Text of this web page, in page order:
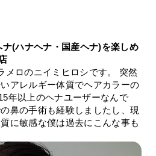
(ハナヘナ・国産ヘナ)を楽しめ
メロのニイミヒロシです。 突然
アレルギー体質でヘアカラーの
年以上のヘナユーザーなんで
鼻の手術も経験しましたし、現
に敏感な僕は過去にこんな事も